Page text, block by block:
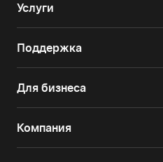
Услуги
Поддержка
Для бизнеса
Компания